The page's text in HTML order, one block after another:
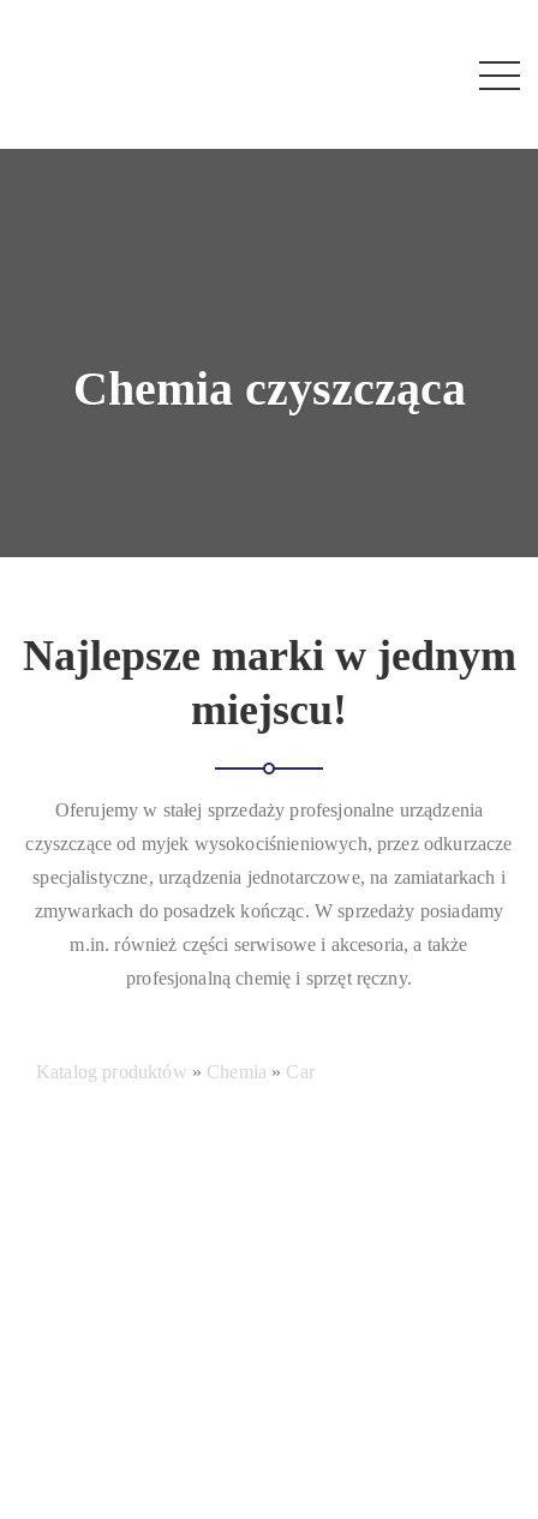
Chemia czyszcząca
Najlepsze marki w jednym
miejscu!
Oferujemy w stałej sprzedaży profesjonalne urządzenia
czyszczące od myjek wysokociśnieniowych, przez odkurzacze
specjalistyczne, urządzenia jednotarczowe, na zamiatarkach i
zmywarkach do posadzek kończąc. W sprzedaży posiadamy
m.in. również części serwisowe i akcesoria, a także
profesjonalną chemię i sprzęt ręczny.
Katalog produktów Chemia Car